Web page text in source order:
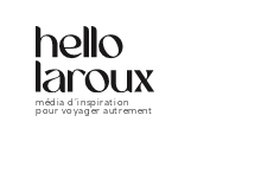
média d’inspiration
pour voyager autrement